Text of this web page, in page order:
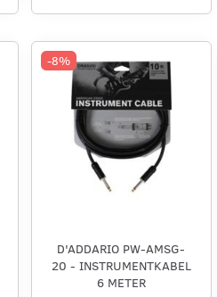
-8%
D'ADDARIO PW-AMSG-
20 - INSTRUMENTKABEL
6 METER